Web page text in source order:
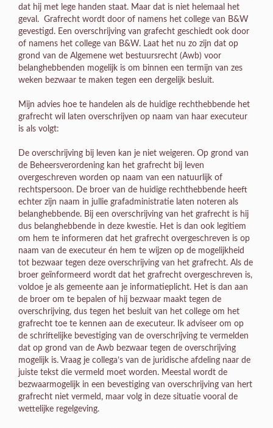
dat hij met lege handen staat. Maar dat is niet helemaal het
geval. Grafrecht wordt door of namens het college van B&W
gevestigd. Een overschrijving van grafecht geschiedt ook door
of namens het college van B&W. Laat het nu zo zijn dat op
grond van de Algemene wet bestuursrecht (Awb) voor
belanghebbenden mogelijk is om binnen een termijn van zes
weken bezwaar te maken tegen een dergelijk besluit.
Mijn advies hoe te handelen als de huidige rechthebbende het
grafrecht wil laten overschrijven op naam van haar executeur
is als volgt:
De overschrijving bij leven kan je niet weigeren. Op grond van
de Beheersverordening kan het grafrecht bij leven
overgeschreven worden op naam van een natuurlijk of
rechtspersoon. De broer van de huidige rechthebbende heeft
echter zijn naam in jullie grafadministratie laten noteren als
belanghebbende. Bij een overschrijving van het grafrecht is hij
dus belanghebbende in deze kwestie. Het is dan ook legitiem
om hem te informeren dat het grafrecht overgeschreven is op
naam van de executeur én hem te wijzen op de mogelijkheid
tot bezwaar tegen deze overschrijving van het grafrecht. Als de
broer geïnformeerd wordt dat het grafrecht overgeschreven is,
voldoe je als gemeente aan je informatieplicht. Het is dan aan
de broer om te bepalen of hij bezwaar maakt tegen de
overschrijving, dus tegen het besluit van het college om het
grafrecht toe te kennen aan de executeur. Ik adviseer om op
de schriftelijke bevestiging van de overschrijving te vermelden
dat op grond van de Awb bezwaar tegen de overschrijving
mogelijk is. Vraag je collega’s van de juridische afdeling naar de
juiste tekst die vermeld moet worden. Meestal wordt de
bezwaarmogelijk in een bevestiging van overschrijving van hert
grafrecht niet vermeld, maar volg in deze situatie vooral de
wettelijke regelgeving.